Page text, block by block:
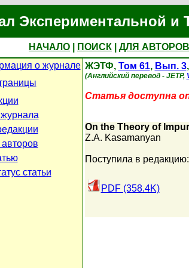
Экспериментальной и
НАЧАЛО ПОИСК ДЛЯ АВТОРОВ
о журнале
статьи
ЖЭТФ, Том 61, Вып. 3
(Английский перевод - JETP,
Статья доступна
On the Theory of
Z.A. Kasamanyan
Поступила в
PDF (358.4K)